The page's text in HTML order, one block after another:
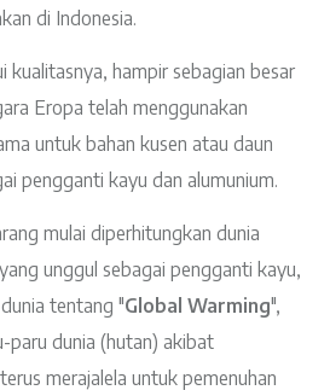
di Indonesia.
kualitasnya, hampir sebagian besar
Eropa telah menggunakan
untuk bahan kusen atau daun
pengganti kayu dan alumunium.
mulai diperhitungkan dunia
unggul sebagai pengganti kayu,
tentang "Global Warming",
paru dunia (hutan) akibat
merajalela untuk pemenuhan